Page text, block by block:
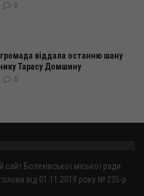
0
віддала останню шану
Тарасу Домшину
0
сайт Болехівської міської ради
від 01.11.2019 року № 235-р